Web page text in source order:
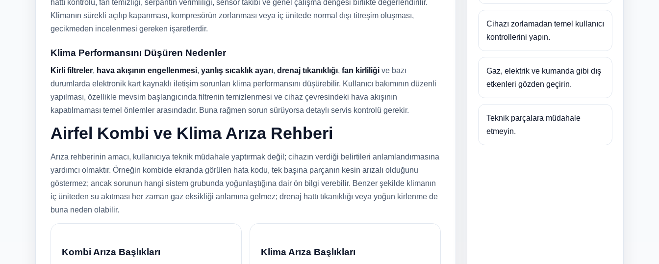
hattı kontrolü, fan temizliği, serpantin verimliliği, sensör takibi ve genel çalışma dengesi birlikte değerlendirilir.
Klimanın sürekli açılıp kapanması, kompresörün zorlanması veya iç ünitede normal dışı titreşim oluşması,
gecikmeden incelenmesi gereken işaretlerdir.
Klima Performansını Düşüren Nedenler
Kirli filtreler, hava akışının engellenmesi, yanlış sıcaklık ayarı, drenaj tıkanıklığı, fan kirliliği ve bazı
durumlarda elektronik kart kaynaklı iletişim sorunları klima performansını düşürebilir. Kullanıcı bakımının düzenli
yapılması, özellikle mevsim başlangıcında filtrenin temizlenmesi ve cihaz çevresindeki hava akışının
kapatılmaması temel önlemler arasındadır. Buna rağmen sorun sürüyorsa detaylı servis kontrolü gerekir.
Airfel Kombi ve Klima Arıza Rehberi
Arıza rehberinin amacı, kullanıcıya teknik müdahale yaptırmak değil; cihazın verdiği belirtileri anlamlandırmasına
yardımcı olmaktır. Örneğin kombide ekranda görülen hata kodu, tek başına parçanın kesin arızalı olduğunu
göstermez; ancak sorunun hangi sistem grubunda yoğunlaştığına dair ön bilgi verebilir. Benzer şekilde klimanın
iç üniteden su akıtması her zaman gaz eksikliği anlamına gelmez; drenaj hattı tıkanıklığı veya yoğun kirlenme de
buna neden olabilir.
Kombi Arıza Başlıkları Klima Arıza Başlıkları
Cihazı zorlamadan temel kullanıcı
kontrollerini yapın.
Gaz, elektrik ve kumanda gibi dış
etkenleri gözden geçirin.
Teknik parçalara müdahale
etmeyin.